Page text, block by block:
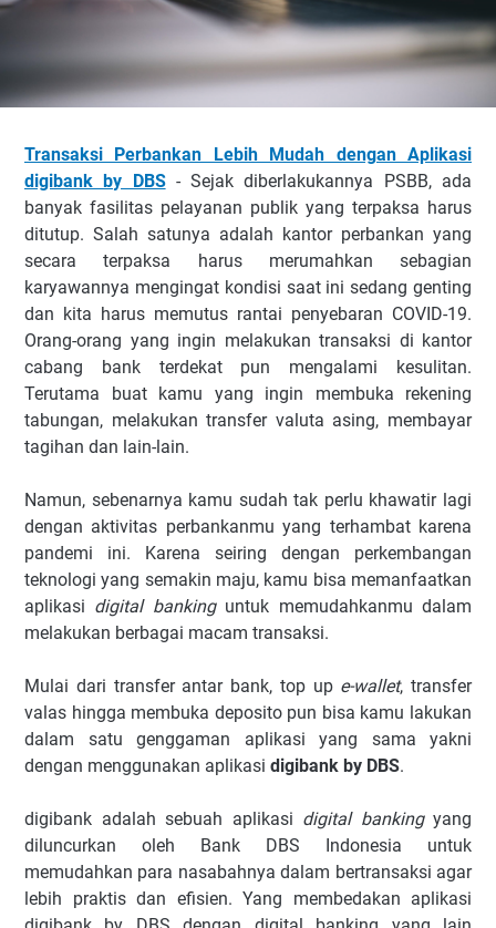
Transaksi Perbankan Lebih Mudah dengan Aplikasi
digibank by DBS- Sejak diberlakukannya PSBB, ada
banyak fasilitas pelayanan publik yang terpaksa harus
ditutup. Salah satunya adalah kantor perbankan yang
secara terpaksa harus merumahkan sebagian
karyawannya mengingat kondisi saat ini sedang genting
dan kita harus memutus rantai penyebaran COVID-19.
Orang-orang yang ingin melakukan transaksi di kantor
cabang bank terdekat pun mengalami kesulitan.
Terutama buat kamu yang ingin membuka rekening
tabungan, melakukan transfer valuta asing, membayar
tagihan dan lain-lain.
Namun, sebenarnya kamu sudah tak perlu khawatir lagi
dengan aktivitas perbankanmu yang terhambat karena
pandemi ini. Karena seiring dengan perkembangan
teknologi yang semakin maju, kamu bisa memanfaatkan
aplikasi digital bankinguntuk memudahkanmu dalam
melakukan berbagai macam transaksi.
Mulai dari transfer antar bank, top upe-wallet, transfer
valas hingga membuka deposito pun bisa kamu lakukan
dalam satu genggaman aplikasi yang sama yakni
dengan menggunakan aplikasi digibank by DBS.
digibank adalah sebuah aplikasi digital bankingyang
diluncurkan oleh Bank DBS Indonesia untuk
memudahkan para nasabahnya dalam bertransaksi agar
lebih praktis dan efisien. Yang membedakan aplikasi